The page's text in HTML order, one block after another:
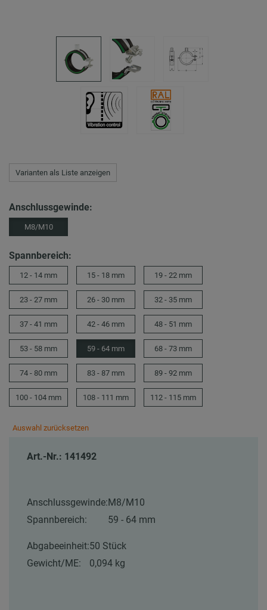
Varianten als Liste anzeigen
Anschlussgewinde:
M8/M10
Spannbereich:
12 - 14 mm 15 - 18 mm 19 - 22 mm
23 - 27 mm 26 - 30 mm 32 - 35 mm
37 - 41 mm 42 - 46 mm 48 - 51 mm
53 - 58 mm 59 - 64 mm 68 - 73 mm
74 - 80 mm 83 - 87 mm 89 - 92 mm
100 - 104 mm 108 - 111 mm 112 - 115 mm
Auswahl zurücksetzen
Art.-Nr.: 141492
Anschlussgewinde:M8/M10
Spannbereich:
59 - 64 mm
Abgabeeinheit:50 Stück
Gewicht/ME:
0,094 kg